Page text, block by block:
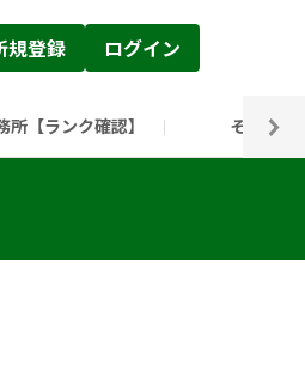
規登録 ログイン
所【ランク確認】 その他